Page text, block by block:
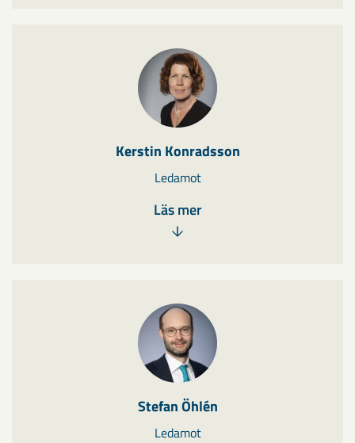
Kerstin Konradsson
Ledamot
Läs mer
Stefan Öhlén
Ledamot